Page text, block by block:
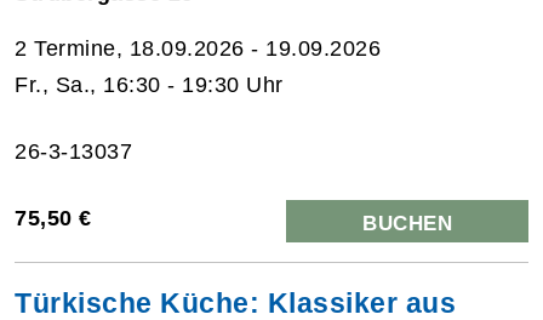
2 Termine, 18.09.2026 - 19.09.2026
Fr., Sa., 16:30 - 19:30 Uhr
26-3-13037
75,50 € BUCHEN
Türkische Küche: Klassiker aus